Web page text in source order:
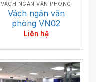
VÁCH NGĂN VĂN PHÒNG
Vách ngăn văn
phòng VN02
Liên hệ